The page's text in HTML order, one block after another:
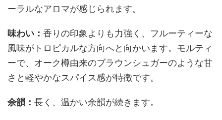
ーラルなアロマが感じられます。
味わい： 香りの印象よりも力強く、フルーティーな
風味がトロピカルな方向へと向かいます。モルティ
ーで、オーク樽由来のブラウンシュガーのような甘
さと軽やかなスパイス感が特徴です。
余韻： 長く、温かい余韻が続きます。